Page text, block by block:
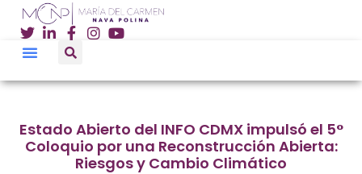
Estado Abierto del INFO CDMX impulsó el 5°
Coloquio por una Reconstrucción Abierta:
Riesgos y Cambio Climático